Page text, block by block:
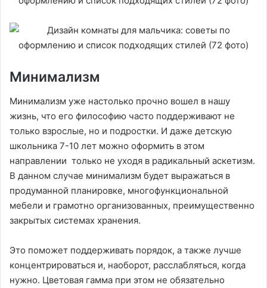
Минимализм
Минимализм уже настолько прочно вошел в нашу
жизнь, что его философию часто поддерживают не
только взрослые, но и подростки. И даже детскую
школьника 7-10 лет можно оформить в этом
направлении только не уходя в радикальный аскетизм.
В данном случае минимализм будет выражаться в
продуманной планировке, многофункциональной
мебели и грамотно организованных, преимущественно
закрытых системах хранения.
Это поможет поддерживать порядок, а также лучше
концентрироваться и, наоборот, расслабляться, когда
нужно. Цветовая гамма при этом не обязательно